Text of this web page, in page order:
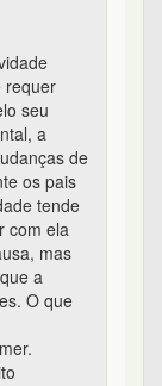
requer
seu
a
de
os pais
tende
com ela
mas
a
O que